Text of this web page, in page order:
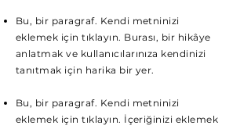
Bu, bir paragraf. Kendi metninizi
eklemek için tıklayın. Burası, bir hikâye
anlatmak ve kullanıcılarınıza kendinizi
tanıtmak için harika bir yer.
Bu, bir paragraf. Kendi metninizi
eklemek için tıklayın. İçeriğinizi eklemek